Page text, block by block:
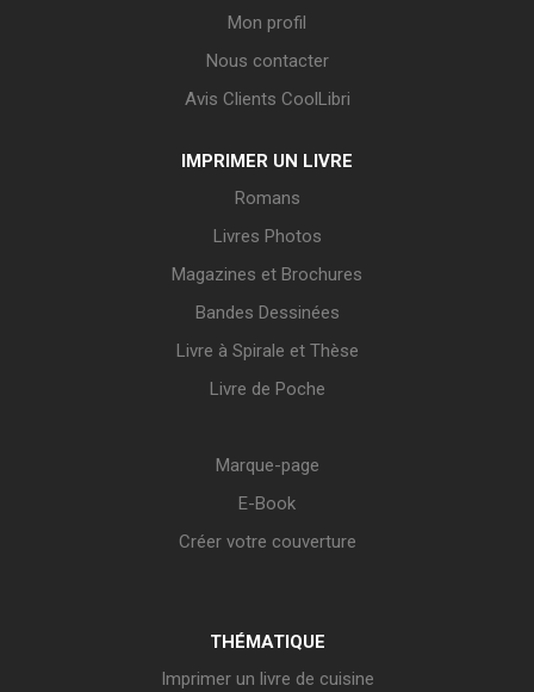
Mon profil
Nous contacter
Avis Clients CoolLibri
IMPRIMER UN LIVRE
Romans
Livres Photos
Magazines et Brochures
Bandes Dessinées
Livre à Spirale et Thèse
Livre de Poche
Marque-page
E-Book
Créer votre couverture
THÉMATIQUE
Imprimer un livre de cuisine